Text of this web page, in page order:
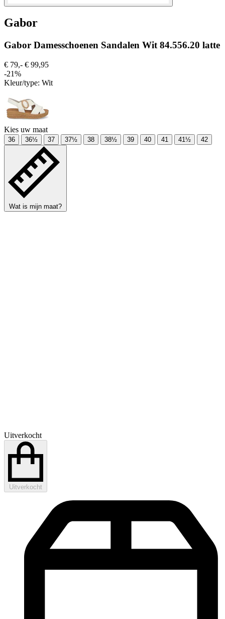
Gabor
Gabor Damesschoenen Sandalen Wit 84.556.20 latte
€ 79,- € 99,95
-21%
Kleur/type: Wit
Kies uw maat
36 36½ 37 37½ 38 38½ 39 40 41 41½ 42
Wat is mijn maat?
Uitverkocht
Uitverkocht